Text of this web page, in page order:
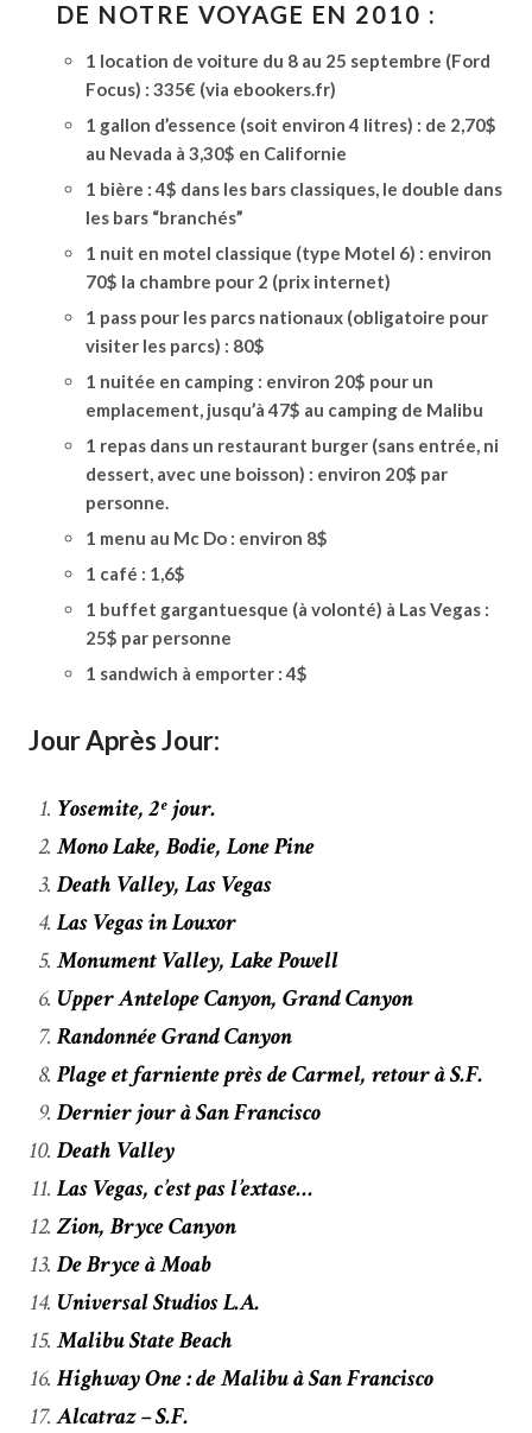
DE NOTRE VOYAGE EN 2010 :
1 location de voiture du 8 au 25 septembre (Ford
Focus) : 335€ (via ebookers.fr)
1 gallon d’essence (soit environ 4 litres) : de 2,70$
au Nevada à 3,30$ en Californie
1 bière : 4$ dans les bars classiques, le double dans
les bars “branchés”
1 nuit en motel classique (type Motel 6) : environ
70$ la chambre pour 2 (prix internet)
1 pass pour les parcs nationaux (obligatoire pour
visiter les parcs) : 80$
1 nuitée en camping : environ 20$ pour un
emplacement, jusqu’à 47$ au camping de Malibu
1 repas dans un restaurant burger (sans entrée, ni
dessert, avec une boisson) : environ 20$ par
personne.
1 menu au Mc Do : environ 8$
1 café : 1,6$
1 buffet gargantuesque (à volonté) à Las Vegas :
25$ par personne
1 sandwich à emporter : 4$
Jour Après Jour:
Yosemite, 2ᵉ jour.
Mono Lake, Bodie, Lone Pine
Death Valley, Las Vegas
Las Vegas in Louxor
Monument Valley, Lake Powell
Upper Antelope Canyon, Grand Canyon
Randonnée Grand Canyon
Plage et farniente près de Carmel, retour à S.F.
Dernier jour à San Francisco
Death Valley
Las Vegas, c’est pas l’extase…
Zion, Bryce Canyon
De Bryce à Moab
Universal Studios L.A.
Malibu State Beach
Highway One : de Malibu à San Francisco
Alcatraz – S.F.